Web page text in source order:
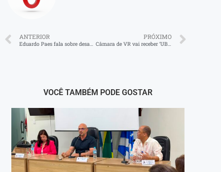
ANTERIOR
Eduardo Paes fala sobre desafios urbanos em painel
PRÓXIMO
Câmara de VR vai receber ‘UBUNTU Negra Consciência’
VOCÊ TAMBÉM PODE GOSTAR